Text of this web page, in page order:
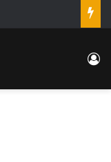
تسجيل الدخول